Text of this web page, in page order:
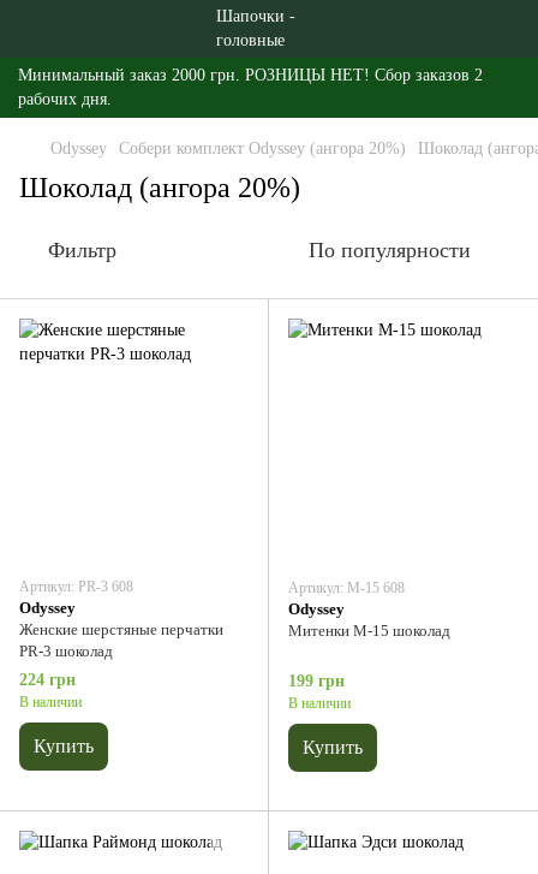
Минимальный заказ 2000 грн. РОЗНИЦЫ НЕТ! Сбор заказов 2
рабочих дня.
Odyssey Собери комплект Odyssey (ангора 20%) Шоколад
Шоколад (ангора 20%)
Фильтр По популярности
Артикул: PR-3 608
Odyssey
Женские шерстяные перчатки
PR-3 шоколад
224 грн
В наличии
Купить
Артикул: М-15 608
Odyssey
Митенки М-15 шоколад
199 грн
В наличии
Купить